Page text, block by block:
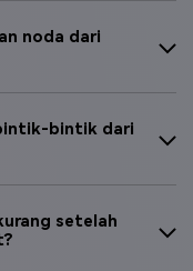
noda dari
bintik dari
setelah